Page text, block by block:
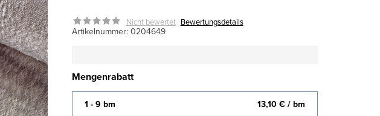
Nicht bewertet Bewertungsdetails
Artikelnummer: 0204649
Mengenrabatt
1 - 9 bm 13,10 €/ bm